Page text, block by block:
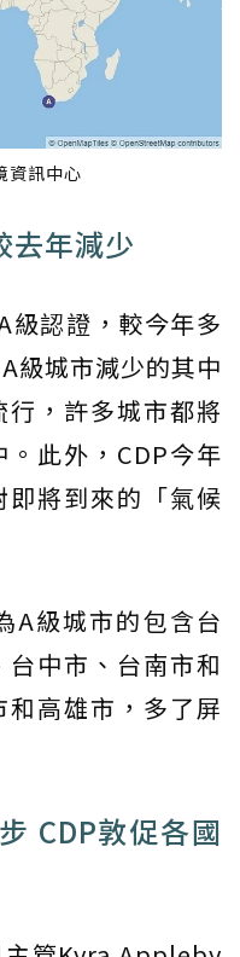
資訊中心
去年減少
級認證，較今年多
級城市減少的其中
，許多城市都將
此外，CDP今年
將到來的「氣候
A級城市的包含台
中市、台南市和
高雄市，多了屏
CDP敦促各國